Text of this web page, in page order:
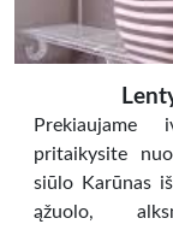
Prekiaujame
pritaikysite
siūlo Karūnas
ąžuolo,